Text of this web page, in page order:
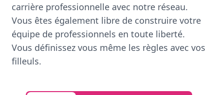
carrière professionnelle avec notre réseau.
Vous êtes également libre de construire votre
équipe de professionnels en toute liberté.
Vous définissez vous même les règles avec vos
filleuls.